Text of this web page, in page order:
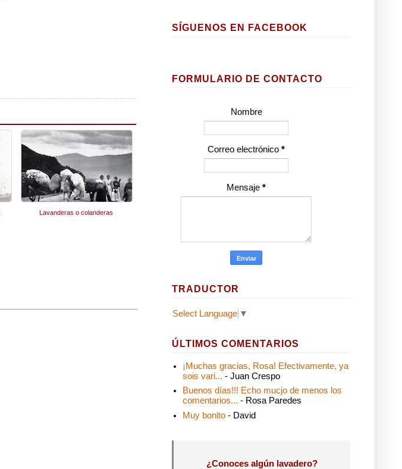
Lavanderas o colanderas
SÍGUENOS EN FACEBOOK
FORMULARIO DE CONTACTO
Nombre
Correo electrónico *
Mensaje *
TRADUCTOR
Select Language ▼
ÚLTIMOS COMENTARIOS
¡Muchas gracias, Rosa! Efectivamente, ya
sois vari... - Juan Crespo
Buenos días!!! Echo mucjo de menos los
comentarios... - Rosa Paredes
Muy bonito - David
¿Conoces algún lavadero?